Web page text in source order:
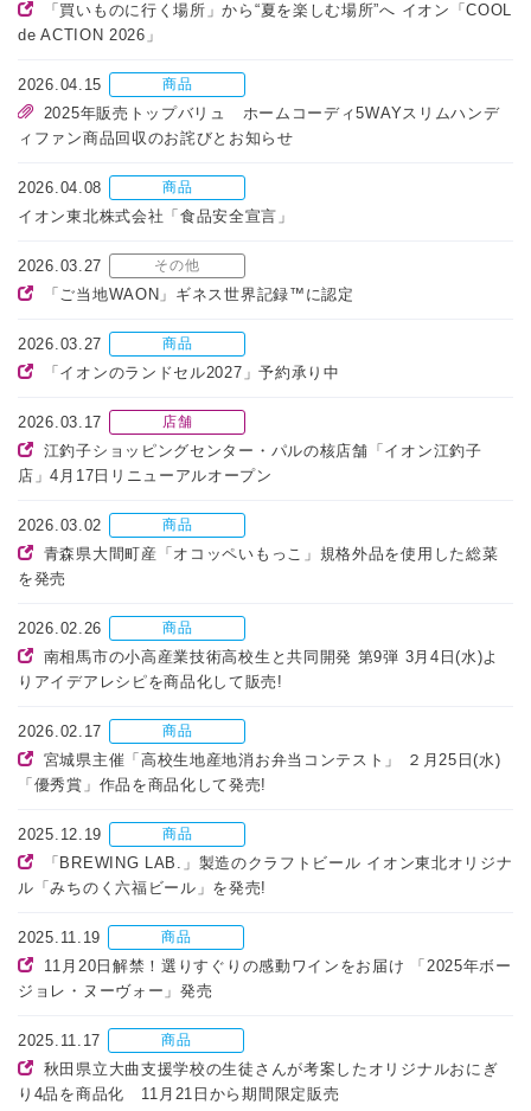
「買いものに行く場所」から“夏を楽しむ場所”へ イオン「COOL
de ACTION 2026」
2026.04.15 商品
2025年販売トップバリュ ホームコーディ5WAYスリムハンデ
ィファン商品回収のお詫びとお知らせ
2026.04.08 商品
イオン東北株式会社「食品安全宣言」
2026.03.27 その他
「ご当地WAON」ギネス世界記録™に認定
2026.03.27 商品
「イオンのランドセル2027」予約承り中
2026.03.17 店舗
江釣子ショッピングセンター・パルの核店舗「イオン江釣子
店」4月17日リニューアルオープン
2026.03.02 商品
青森県大間町産「オコッペいもっこ」規格外品を使用した総菜
を発売
2026.02.26 商品
南相馬市の小高産業技術高校生と共同開発 第9弾 3月4日(水)よ
りアイデアレシピを商品化して販売!
2026.02.17 商品
宮城県主催「高校生地産地消お弁当コンテスト」 ２月25日(水)
「優秀賞」作品を商品化して発売!
2025.12.19 商品
「BREWING LAB.」製造のクラフトビール イオン東北オリジナ
ル「みちのく六福ビール」を発売!
2025.11.19 商品
11月20日解禁！選りすぐりの感動ワインをお届け 「2025年ボー
ジョレ・ヌーヴォー」発売
2025.11.17 商品
秋田県立大曲支援学校の生徒さんが考案したオリジナルおにぎ
り4品を商品化 11月21日から期間限定販売